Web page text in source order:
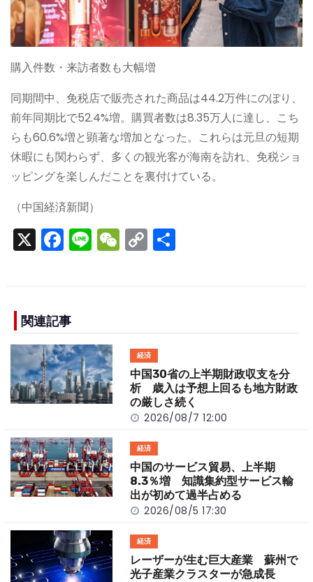
購入件数・来訪者数も大幅増
同期間中、免税店で販売された商品は44.2万件にのぼり、
前年同期比で52.4%増。購買者数は8.35万人に達し、こち
らも60.6%増と顕著な増加となった。これらは元旦の短期
休暇にも関わらず、多くの観光客が海南を訪れ、免税ショ
ッピングを楽しんだことを裏付けている。
（中国経済新聞）
X F
a
e
b
o
o
k
Li
n
W
e
C
o
n
k
関連記事
経済
中国30省の上半期財政収支を分
析 歳入は予想上回るも地方財政
の厳しさ続く
2026/08/7 12:00
経済
中国のサービス貿易、上半期
8.3％増 知識集約型サービス輸
出が初めて過半占める
2026/08/5 17:30
経済
レーザーが生む巨大産業 蘇州で
光子産業クラスターが急成長